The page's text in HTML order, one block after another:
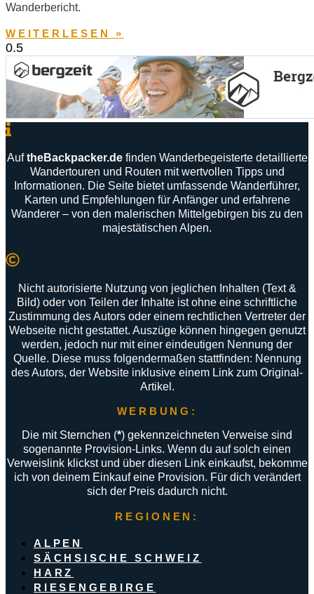
Wanderbericht.
WEITERLESEN »
Auf theBackpacker.de finden Wanderbegeisterte detaillierte
Wandertouren und Routen mit wertvollen Tipps und
Informationen. Die Seite bietet umfassende Wanderführer,
Karten und Empfehlungen für Anfänger und erfahrene
Wanderer – von den malerischen Mittelgebirgen bis zu den
majestätischen Alpen.
Nicht autorisierte Nutzung von jeglichen Inhalten (Text &
Bild) oder von Teilen der Inhalte ist ohne eine schriftliche
Zustimmung des Autors oder einem rechtlichen Vertreter der
Webseite nicht gestattet. Auszüge können hingegen genutzt
werden, jedoch nur mit einer eindeutigen Nennung der
Quelle. Diese muss folgendermaßen stattfinden: Nennung
des Autors, der Website inklusive einem Link zum Original-
Artikel.
WERBUNG:
Die mit Sternchen (*) gekennzeichneten Verweise sind
sogenannte Provision-Links. Wenn du auf solch einen
Verweislink klickst und über diesen Link einkaufst, bekomme
ich von deinem Einkauf eine Provision. Für dich verändert
sich der Preis dadurch nicht.
REGIONEN:
ALPEN
SÄCHSISCHE SCHWEIZ
HARZ
RIESENGEBIRGE